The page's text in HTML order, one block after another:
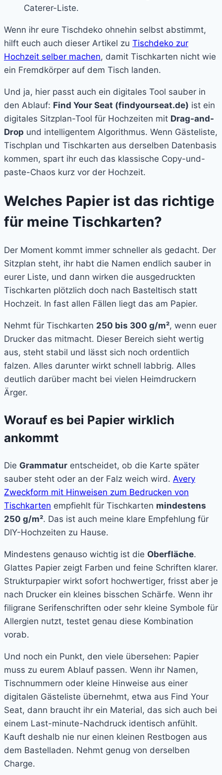
Caterer-Liste.
Wenn ihr eure Tischdeko ohnehin selbst abstimmt,
hilft euch auch dieser Artikel zu Tischdeko zur
Hochzeit selber machen, damit Tischkarten nicht wie
ein Fremdkörper auf dem Tisch landen.
Und ja, hier passt auch ein digitales Tool sauber in
den Ablauf: Find Your Seat (findyourseat.de) ist ein
digitales Sitzplan-Tool für Hochzeiten mit Drag-and-
Drop und intelligentem Algorithmus. Wenn Gästeliste,
Tischplan und Tischkarten aus derselben Datenbasis
kommen, spart ihr euch das klassische Copy-und-
paste-Chaos kurz vor der Hochzeit.
Welches Papier ist das richtige
für meine Tischkarten?
Der Moment kommt immer schneller als gedacht. Der
Sitzplan steht, ihr habt die Namen endlich sauber in
eurer Liste, und dann wirken die ausgedruckten
Tischkarten plötzlich doch nach Basteltisch statt
Hochzeit. In fast allen Fällen liegt das am Papier.
Nehmt für Tischkarten 250 bis 300 g/m², wenn euer
Drucker das mitmacht. Dieser Bereich sieht wertig
aus, steht stabil und lässt sich noch ordentlich
falzen. Alles darunter wirkt schnell labbrig. Alles
deutlich darüber macht bei vielen Heimdruckern
Ärger.
Worauf es bei Papier wirklich
ankommt
Die Grammatur entscheidet, ob die Karte später
sauber steht oder an der Falz weich wird. Avery
Zweckform mit Hinweisen zum Bedrucken von
Tischkarten empfiehlt für Tischkarten mindestens
250 g/m². Das ist auch meine klare Empfehlung für
DIY-Hochzeiten zu Hause.
Mindestens genauso wichtig ist die Oberfläche.
Glattes Papier zeigt Farben und feine Schriften klarer.
Strukturpapier wirkt sofort hochwertiger, frisst aber je
nach Drucker ein kleines bisschen Schärfe. Wenn ihr
filigrane Serifenschriften oder sehr kleine Symbole für
Allergien nutzt, testet genau diese Kombination
vorab.
Und noch ein Punkt, den viele übersehen: Papier
muss zu eurem Ablauf passen. Wenn ihr Namen,
Tischnummern oder kleine Hinweise aus einer
digitalen Gästeliste übernehmt, etwa aus Find Your
Seat, dann braucht ihr ein Material, das sich auch bei
einem Last-minute-Nachdruck identisch anfühlt.
Kauft deshalb nie nur einen kleinen Restbogen aus
dem Bastelladen. Nehmt genug von derselben
Charge.